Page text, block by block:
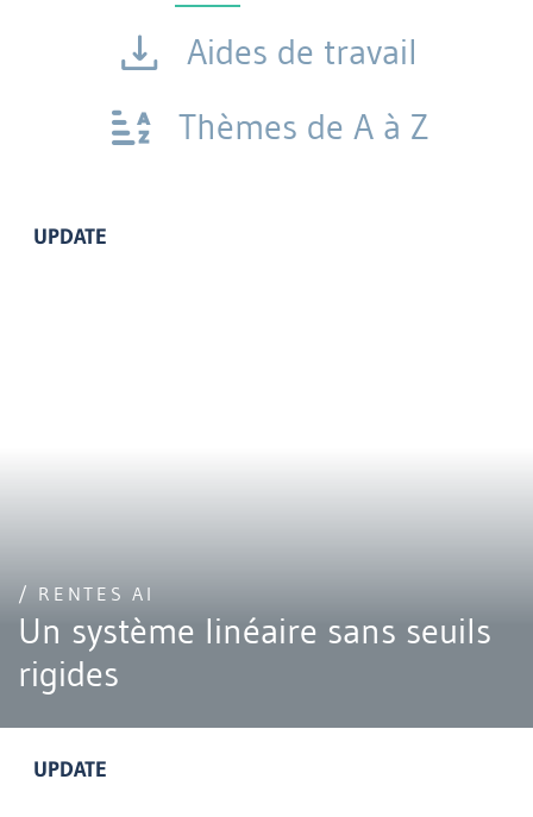
Aides de travail
Thèmes de A à Z
UPDATE
/ RENTES AI
Un système linéaire sans seuils
rigides
UPDATE